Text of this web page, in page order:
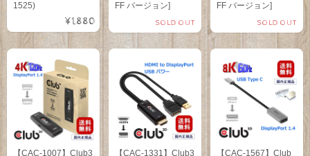
1525)
¥1,880
FF バージョン]
SOLD OUT
FF バージョン]
SOLD OUT
【CAC-1007】Club3 【CAC-1331】Club3 【CAC-1567】Club